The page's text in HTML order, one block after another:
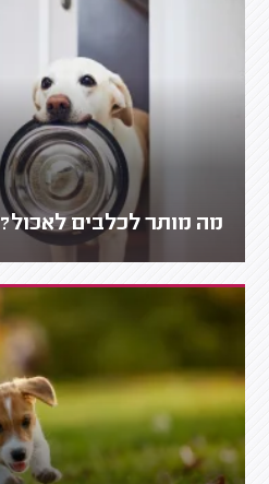
מה מותר לכלבים לאכול?